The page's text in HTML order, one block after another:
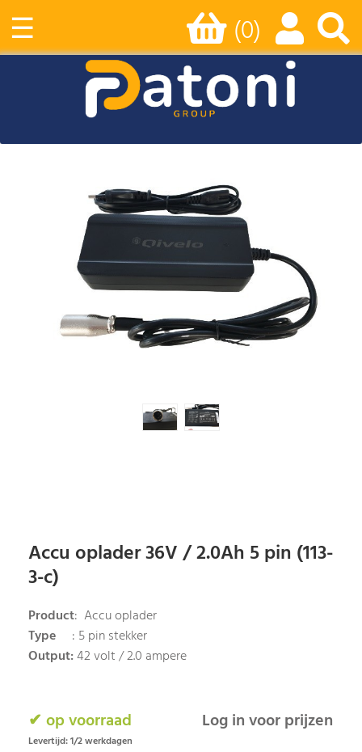
☰ (0)
Accu oplader 36V / 2.0Ah 5 pin (113-
3-c)
Product: Accu oplader
Type : 5 pin stekker
Output:42 volt / 2.0 ampere
✔ op voorraad
Levertijd: 1/2 werkdagen
Log in voor prijzen